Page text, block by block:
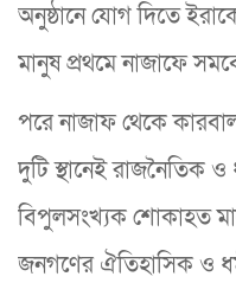
অনুষ্ঠানে যোগ দিতে
মানুষ প্রথমে নাজাফে
পরে নাজাফ থেকে
দুটি স্থানেই রাজনৈতিক ও
বিপুলসংখ্যক শোকাহত
জনগণের ঐতিহাসিক ও